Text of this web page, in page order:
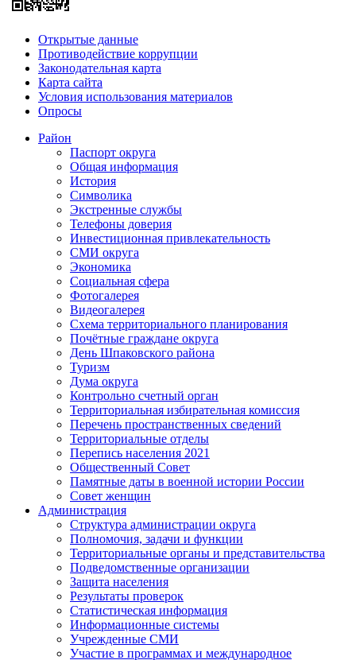
Открытые данные
Противодействие коррупции
Законодательная карта
Карта сайта
Условия использования материалов
Опросы
Район
Паспорт округа
Общая информация
История
Символика
Экстренные службы
Телефоны доверия
Инвестиционная привлекательность
СМИ округа
Экономика
Социальная сфера
Фотогалерея
Видеогалерея
Схема территориального планирования
Почётные граждане округа
День Шпаковского района
Туризм
Дума округа
Контрольно счетный орган
Территориальная избирательная комиссия
Перечень пространственных сведений
Территориальные отделы
Перепись населения 2021
Общественный Совет
Памятные даты в военной истории России
Совет женщин
Администрация
Структура администрации округа
Полномочия, задачи и функции
Территориальные органы и представительства
Подведомственные организации
Защита населения
Результаты проверок
Статистическая информация
Информационные системы
Учрежденные СМИ
Участие в программах и международное